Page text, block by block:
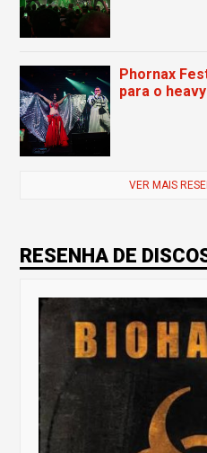
Phornax
para o
VER MAIS
RESENHA DE